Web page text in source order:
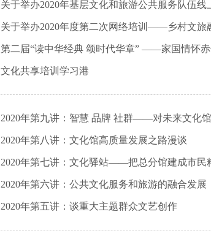
关于举办2020年基层文化和旅游公共服务队伍
关于举办2020年度第二次网络培训——乡村文旅
第二届“读中华经典 颂时代华章” ——家国情怀
文化共享培训学习港
2020年第九讲：智慧 品牌 社群——对未来文化
2020年第八讲：文化馆高质量发展之路漫谈
2020年第七讲：文化驿站——把总分馆建成市民
2020年第六讲：公共文化服务和旅游的融合发展
2020年第五讲：谈重大主题群众文艺创作